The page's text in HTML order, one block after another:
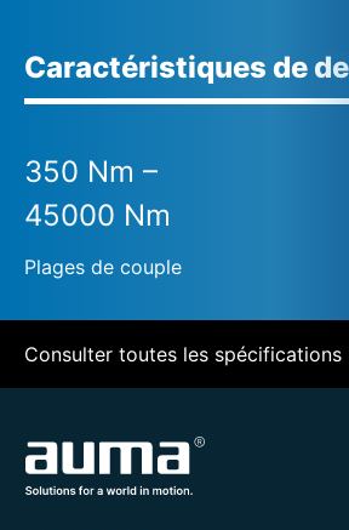
Caractéristiques de
350 Nm –
45000 Nm
Plages de couple
Consulter toutes les spécifications